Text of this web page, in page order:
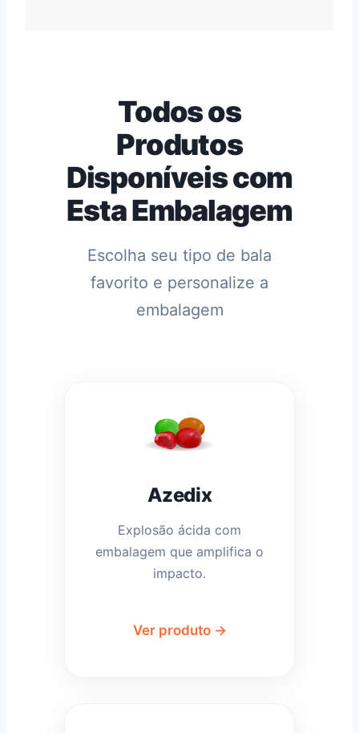
Todos os
Produtos
Disponíveis com
Esta Embalagem
Escolha seu tipo de bala
favorito e personalize a
embalagem
Azedix
Explosão ácida com
embalagem que amplifica o
impacto.
Ver produto →